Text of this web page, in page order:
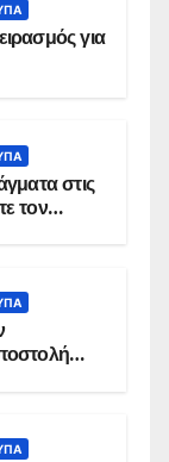
για
στις
τον